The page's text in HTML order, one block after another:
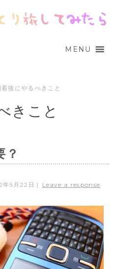
MENU
着後にやるべきこと
きこと
？
年5月22日 | Leave a response